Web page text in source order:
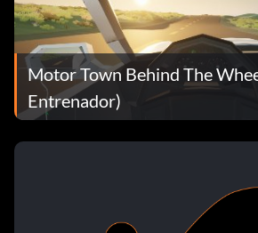
Motor Town Behind The
Entrenador)